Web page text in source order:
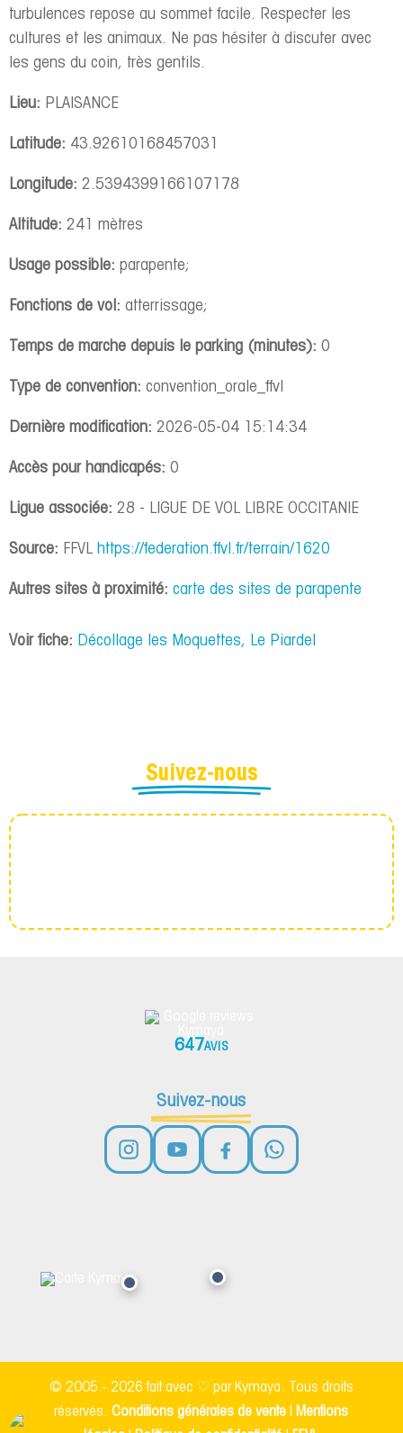
turbulences repose au sommet facile. Respecter les
cultures et les animaux. Ne pas hésiter à discuter avec
les gens du coin, très gentils.
Lieu: PLAISANCE
Latitude: 43.92610168457031
Longitude: 2.5394399166107178
Altitude: 241 mètres
Usage possible: parapente;
Fonctions de vol: atterrissage;
Temps de marche depuis le parking (minutes): 0
Type de convention: convention_orale_ffvl
Dernière modification: 2026-05-04 15:14:34
Accès pour handicapés: 0
Ligue associée: 28 - LIGUE DE VOL LIBRE OCCITANIE
Source: FFVL https://federation.ffvl.fr/terrain/1620
Autres sites à proximité: carte des sites de parapente
Voir fiche: Décollage les Moquettes, Le Piardel
Suivez-nous
647AVIS
Suivez-nous
© 2005 - 2026 fait avec ♡ par Kymaya. Tous droits
réservés.Conditions générales de vente
Mentions